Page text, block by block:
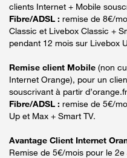
clients Internet + Mobile
Fibre/ADSL : remise de 8€/
Classic et Livebox Classic +
pendant 12 mois sur Livebox
Remise client Mobile (non
Internet Orange), pour un
souscrivant à partir
Fibre/ADSL : remise de 5€/
Up et Max + Smart TV.
Avantage Client Internet
Remise de 5€/mois pour le